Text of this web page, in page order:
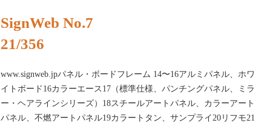
SignWeb No.7
21/356
www.signweb.jpパネル・ボードフレーム 14〜16アルミパネル、ホワ
イトボード16カラーエース17（標準仕様、パンチングパネル、ミラ
ー・ヘアラインシリーズ）18スチールアートパネル、カラーアート
パネル、不燃アートパネル19カラートタン、サンプライ20リフモ21